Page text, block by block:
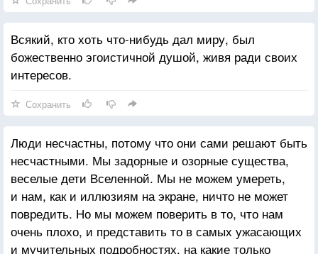
Всякий, кто хоть что-нибудь дал миру, был
божественно эгоистичной душой, живя ради своих
интересов.
Сохранить
Люди несчастны, потому что они сами решают быть
несчастными. Мы задорные и озорные существа,
веселые дети Вселенной. Мы не можем умереть,
и нам, как и иллюзиям на экране, ничто не может
повредить. Но мы можем поверить в то, что нам
очень плохо, и представить то в самых ужасающих
и мучительных подробностях, на какие только